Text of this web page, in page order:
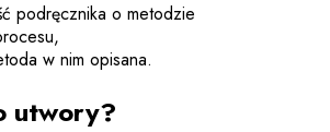
podręcznika o metodzie
w nim opisana.
utwory?